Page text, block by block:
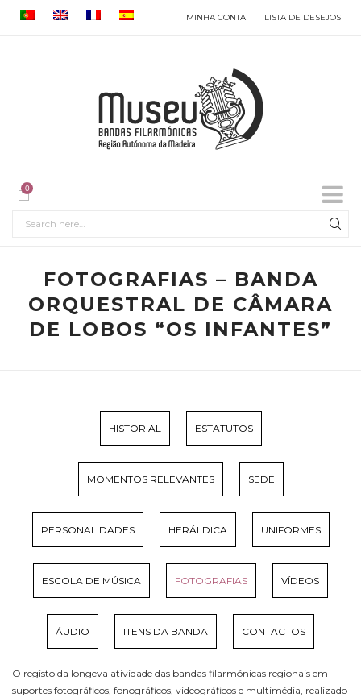
MINHA CONTA LISTA DE DESEJOS
0
FOTOGRAFIAS – BANDA
ORQUESTRAL DE CÂMARA
DE LOBOS “OS INFANTES”
HISTORIAL ESTATUTOS
MOMENTOS RELEVANTES SEDE
PERSONALIDADES HERÁLDICA UNIFORMES
ESCOLA DE MÚSICA FOTOGRAFIAS VÍDEOS
ÁUDIO ITENS DA BANDA CONTACTOS
O registo da longeva atividade das bandas filarmónicas regionais em
suportes fotográficos, fonográficos, videográficos e multimédia, realizado